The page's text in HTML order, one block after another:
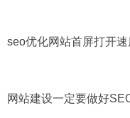
seo优化网站首屏打开
网站建设一定要做好